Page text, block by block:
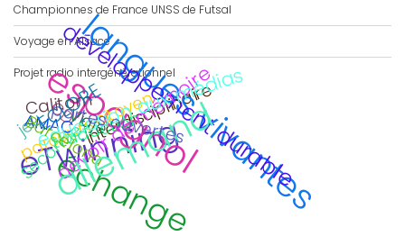
Championnes de France UNSS de Futsal
Voyage en Alsace
Projet radio intergénérationnel
échange
interdisciplinaire
langues vivantes
développement durable
eTwinning
jeuCDI
Secondes
espagnol
parcours citoyen
traduction
Viaje
devoir de mémoire
AMAC
éducation aux médias
Barcelona
Calitom
ECLORE
allemand
portes ouvertes